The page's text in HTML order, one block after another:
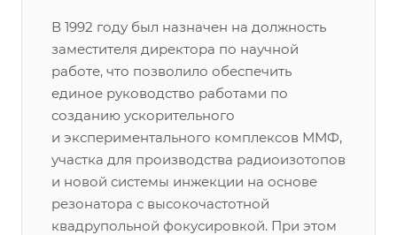
В 1992 году был назначен на должность
заместителя директора по научной
работе, что позволило обеспечить
единое руководство работами по
созданию ускорительного
и экспериментального комплексов ММФ,
участка для производства радиоизотопов
и новой системы инжекции на основе
резонатора с высокочастотной
квадрупольной фокусировкой. При этом